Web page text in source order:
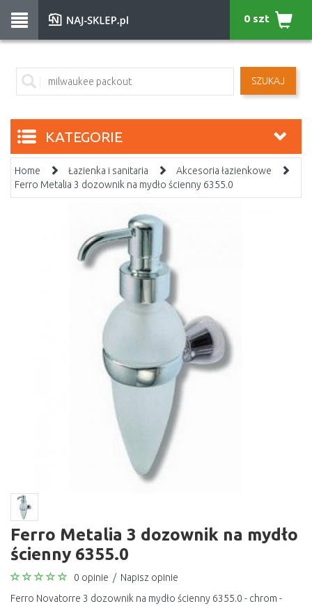
SZUKAJ
0 szt
KATEGORIE
Home Łazienka i sanitaria
Akcesoria łazienkowe
Ferro Metalia 3 dozownik na mydło ścienny 6355.0
Ferro Metalia 3 dozownik na mydło
ścienny 6355.0
0 opinie / Napisz opinie
Ferro Novatorre 3 dozownik na mydło ścienny 6355.0 - chrom -